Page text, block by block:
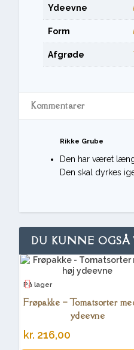
Ydeevne
Form
Afgrøde
Kommentarer
Rikke Grube
Den har været
Den skal dyrkes
DU KUNNE
På lager
Frøpakke – Tomatsorter
ydeevne
kr. 216,00